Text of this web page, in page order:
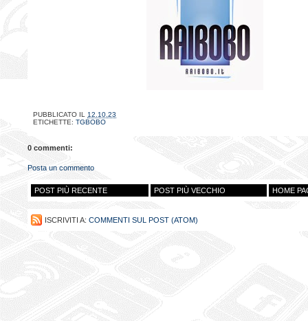
PUBBLICATO IL 12.10.23
ETICHETTE: TGBOBO
0 commenti:
Posta un commento
POST PIÙ RECENTE POST PIÙ VECCHIO HOME
ISCRIVITI A: COMMENTI SUL POST (ATOM)